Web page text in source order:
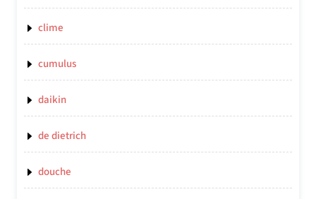
clime
cumulus
daikin
de dietrich
douche